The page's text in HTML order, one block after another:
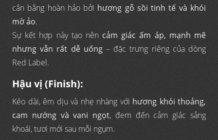
cân bằng hoàn hảo bởi hương gỗ sồi tinh tế và khói
mờ ảo.
Sự kết hợp này tạo nên cảm giác ấm áp, mạnh mẽ
nhưng vẫn rất dễ uống– đặc trưng riêng của dòng
Red Label.
Hậu vị (Finish):
Kéo dài, êm dịu và nhẹ nhàng với hương khói thoảng,
cam nướng và vani ngọt, đem đến cảm giác sảng
khoái, tươi mới sau mỗi ngụm.